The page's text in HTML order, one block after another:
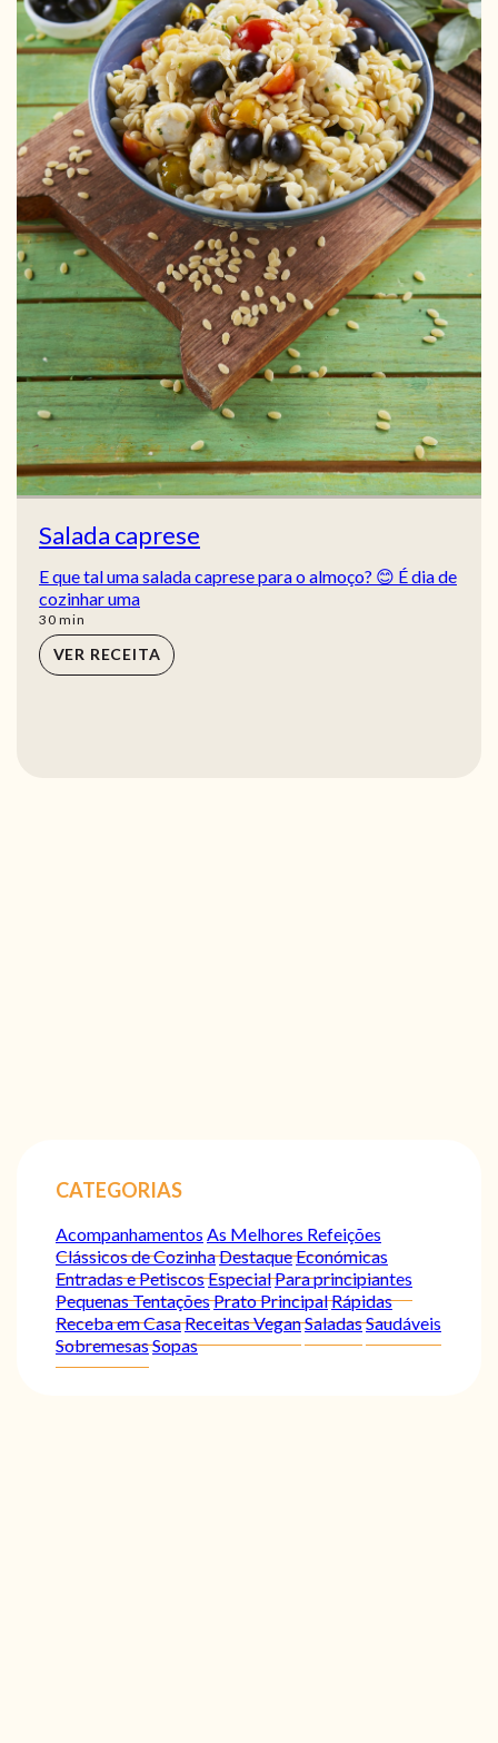
Salada caprese
E que tal uma salada caprese para o almoço? 😊 É dia de
cozinhar uma
30min
min
VER RECEITA
CATEGORIAS
Acompanhamentos As Melhores Refeições
Clássicos de CozinhaDestaqueEconómicas
Entradas e PetiscosEspecialPara principiantes
Pequenas TentaçõesPrato PrincipalRápidas
Receba em CasaReceitas VeganSaladasSaudáveis
SobremesasSopas